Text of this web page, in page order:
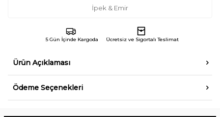
5 Gün İçinde Kargoda Ücretsiz ve Sigortalı Teslimat
Ürün Açıklaması
Ödeme Seçenekleri